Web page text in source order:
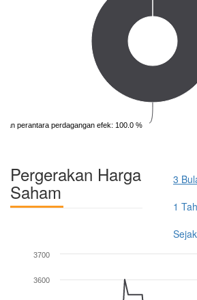
perantara perdagangan efek: 100.0 %
Pergerakan Harga
Saham
3
1
3600
3700